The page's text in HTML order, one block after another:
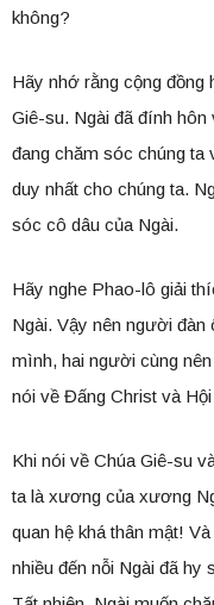
không?
Hãy nhớ rằng cộng đồng
Giê-su. Ngài đã đính hôn
đang chăm sóc chúng ta
duy nhất cho chúng ta.
sóc cô dâu của Ngài.
Hãy nghe Phao-lô giải
Ngài. Vậy nên người
mình, hai người cùng
nói về Đấng Christ và
Khi nói về Chúa Giê-su
ta là xương của xương
quan hệ khá thân mật!
nhiều đến nỗi Ngài đã hy